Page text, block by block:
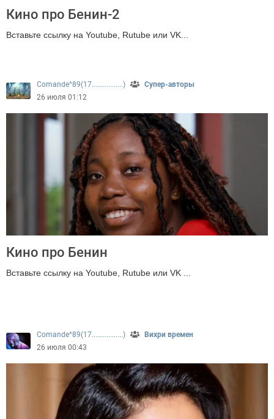
Кино про Бенин-2
Вставьте ссылку на Youtube, Rutube или VK...
Comande^89(17.................)
Супер-авторы
26 июля 01:12
Кино про Бенин
Вставьте ссылку на Youtube, Rutube или VK ...
Comande^89(17.................)
Вихри времен
26 июля 00:43